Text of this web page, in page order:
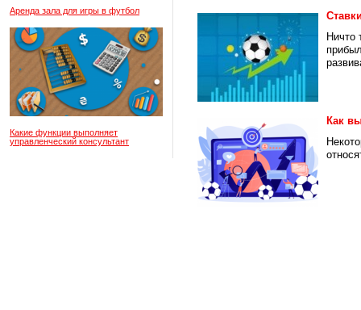
Аренда зала для игры в футбол
Какие функции выполняет
управленческий консультант
Ничто
Как